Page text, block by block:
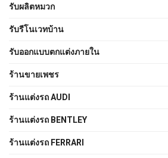
รับผลิตหมวก
รับรีโนเวทบ้าน
รับออกแบบตกแต่งภายใน
ร้านขายเพชร
ร้านแต่งรถ AUDI
ร้านแต่งรถ BENTLEY
ร้านแต่งรถ FERRARI